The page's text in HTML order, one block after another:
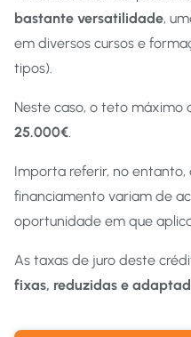
bastante versatilidade,
em diversos cursos e
tipos).
Neste caso, o teto máximo
25.000€.
Importa referir, no entanto,
financiamento variam de
oportunidade em que
As taxas de juro deste
fixas, reduzidas e